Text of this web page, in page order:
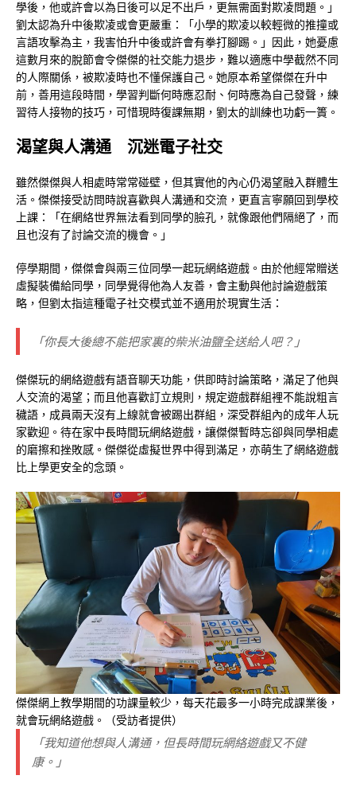
學後，他或許會以為日後可以足不出戶，更無需面對欺凌問題。」
劉太認為升中後欺凌或會更嚴重：「小學的欺凌以較輕微的推撞或
言語攻擊為主，我害怕升中後或許會有拳打腳踢。」因此，她憂慮
這數月來的脫節會令傑傑的社交能力退步，難以適應中學截然不同
的人際關係，被欺凌時也不懂保護自己。她原本希望傑傑在升中
前，善用這段時間，學習判斷何時應忍耐、何時應為自己發聲，練
習待人接物的技巧，可惜現時復課無期，劉太的訓練也功虧一簣。
渴望與人溝通 沉迷電子社交
雖然傑傑與人相處時常常碰壁，但其實他的內心仍渴望融入群體生
活。傑傑接受訪問時說喜歡與人溝通和交流，更直言寧願回到學校
上課：「在網絡世界無法看到同學的臉孔，就像跟他們隔絕了，而
且也沒有了討論交流的機會。」
停學期間，傑傑會與兩三位同學一起玩網絡遊戲。由於他經常贈送
虛擬裝備給同學，同學覺得他為人友善，會主動與他討論遊戲策
略，但劉太指這種電子社交模式並不適用於現實生活：
「你長大後總不能把家裏的柴米油鹽全送給人吧？」
傑傑玩的網絡遊戲有語音聊天功能，供即時討論策略，滿足了他與
人交流的渴望；而且他喜歡訂立規則，規定遊戲群組裡不能說粗言
穢語，成員兩天沒有上線就會被踢出群組，深受群組內的成年人玩
家歡迎。待在家中長時間玩網絡遊戲，讓傑傑暫時忘卻與同學相處
的磨擦和挫敗感。傑傑從虛擬世界中得到滿足，亦萌生了網絡遊戲
比上學更安全的念頭。
傑傑網上教學期間的功課量較少，每天花最多一小時完成課業後，
就會玩網絡遊戲。（受訪者提供）
「我知道他想與人溝通，但長時間玩網絡遊戲又不健
康。」